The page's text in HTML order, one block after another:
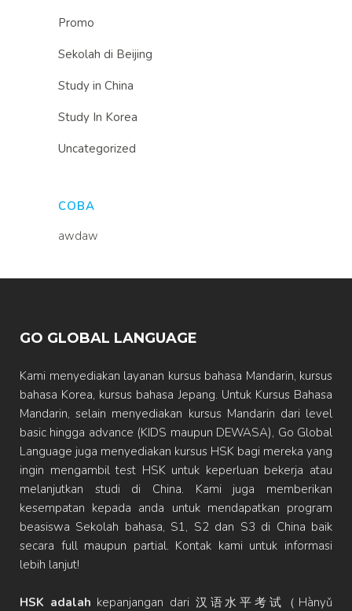
Promo
Sekolah di Beijing
Study in China
Study In Korea
Uncategorized
COBA
awdaw
GO GLOBAL LANGUAGE
Kami menyediakan layanan kursus bahasa Mandarin, kursus
bahasa Korea, kursus bahasa Jepang. Untuk Kursus Bahasa
Mandarin, selain menyediakan kursus Mandarin dari level
basic hingga advance (KIDS maupun DEWASA), Go Global
Language juga menyediakan kursus HSK bagi mereka yang
ingin mengambil test HSK untuk keperluan bekerja atau
melanjutkan studi di China. Kami juga memberikan
kesempatan kepada anda untuk mendapatkan program
beasiswa Sekolah bahasa, S1, S2 dan S3 di China baik
secara full maupun partial. Kontak kami untuk informasi
lebih lanjut!
HSK adalah kepanjangan dari 汉语水平考试（Hànyǔ